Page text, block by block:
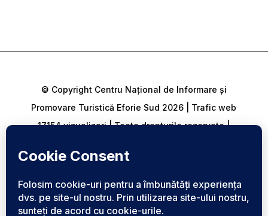
© Copyright Centru Național de Informare și
Promovare Turistică Eforie Sud 2026 | Trafic web
17154 vizualizari | Toate drepturile rezervate |